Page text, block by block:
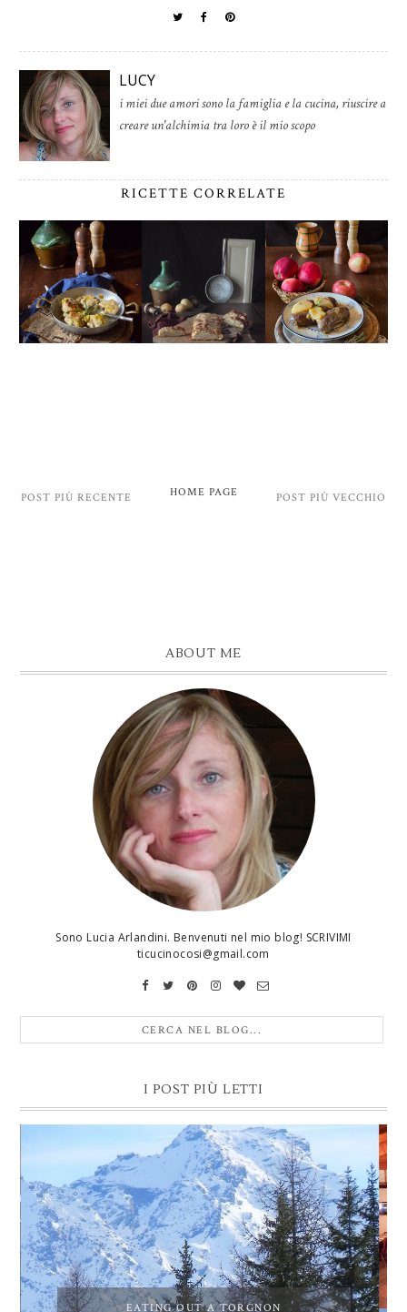
LUCY
i miei due amori sono la famiglia e la cucina, riuscire a
creare un'alchimia tra loro è il mio scopo
RICETTE CORRELATE
POST PIÙ RECENTE POST PIÙ VECCHIO
HOME PAGE
ABOUT ME
Sono Lucia Arlandini. Benvenuti nel mio blog! SCRIVIMI
ticucinocosi@gmail.com
I POST PIÙ LETTI
EATING OUT A TORGNON